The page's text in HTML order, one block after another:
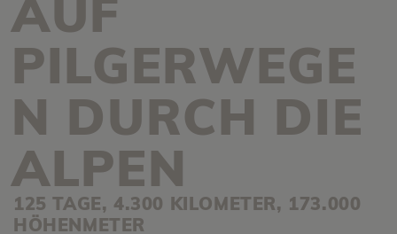
AUF
PILGERWEGE
N DURCH DIE
ALPEN
125 TAGE, 4.300 KILOMETER, 173.000
HÖHENMETER